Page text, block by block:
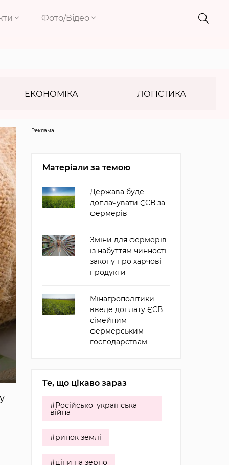
Фото/Відео
ЕКОНОМІКА ЛОГІСТИКА
Реклама
Матеріали за темою
Держава буде
доплачувати ЄСВ за
фермерів
Зміни для фермерів
із набуттям чинності
закону про харчові
продукти
Мінагрополітики
введе доплату ЄСВ
сімейним
фермерським
господарствам
Те, що цікаво зараз
#Російсько_українська
війна
#ринок землі
#ціни на зерно